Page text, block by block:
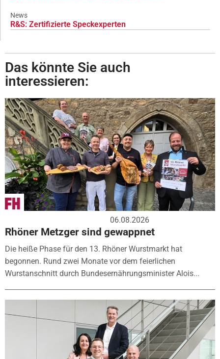
News
R&S: Zertifizierte Speckexperten
Das könnte Sie auch
interessieren:
06.08.2026
Rhöner Metzger sind gewappnet
Die heiße Phase für den 13. Rhöner Wurstmarkt hat
begonnen. Rund zwei Monate vor dem feierlichen
Wurstanschnitt durch Bundesernährungsminister Alois...